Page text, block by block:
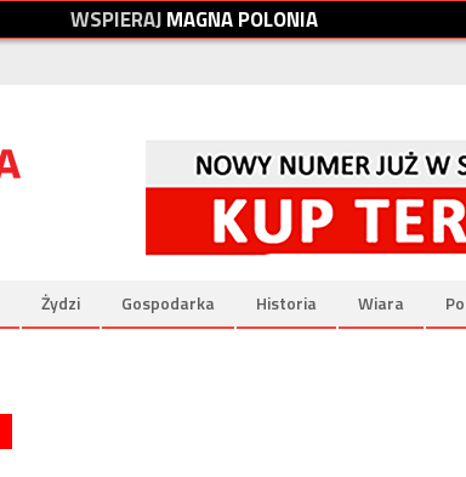
WSPIERAJMAGNAPOLONIA
Żydzi Gospodarka Historia Wiara